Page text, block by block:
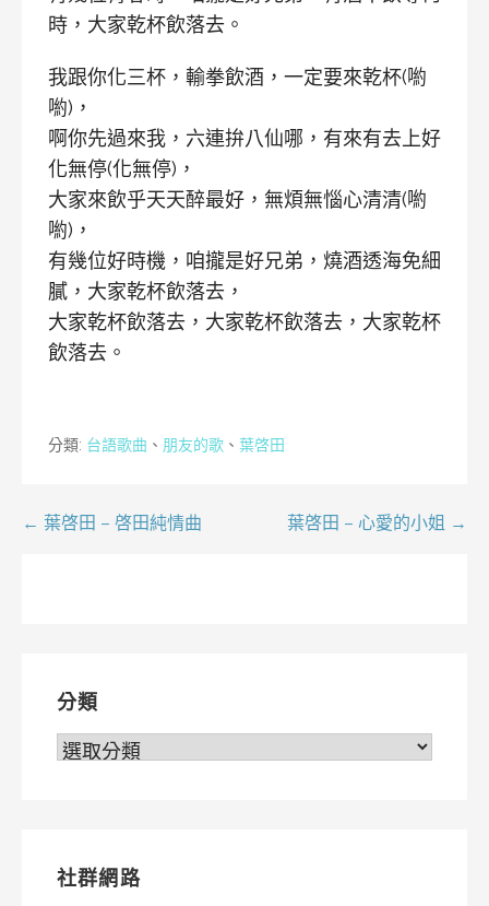
時，大家乾杯飲落去。
我跟你化三杯，輸拳飲酒，一定要來乾杯(喲
喲)，
啊你先過來我，六連拚八仙哪，有來有去上好
化無停(化無停)，
大家來飲乎天天醉最好，無煩無惱心清清(喲
喲)，
有幾位好時機，咱攏是好兄弟，燒酒透海免細
膩，大家乾杯飲落去，
大家乾杯飲落去，大家乾杯飲落去，大家乾杯
飲落去。
分類: 台語歌曲 、 朋友的歌 、 葉啓田
文← 葉啓田 – 啓田純情曲 葉啓田 – 心愛的小姐 →
分類
分
社群網路